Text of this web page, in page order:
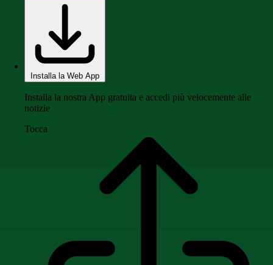
Installa la Web App
Installa la nostra App gratuita e accedi più velocemente alle
notizie
Tocca